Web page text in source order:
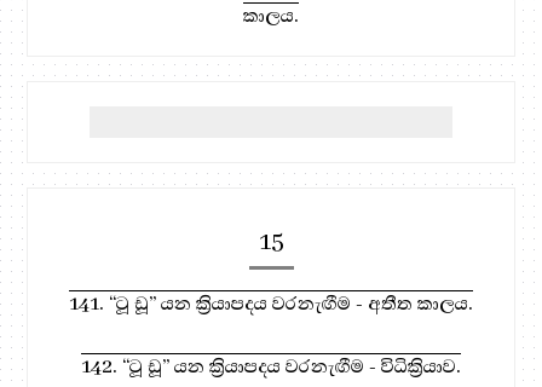
කාලය.
15
141. “ටූ ඩූ” යන ක්‍රියාපදය වරනැඟීම - අතීත කාලය.
142. “ටූ ඩූ” යන ක්‍රියාපදය වරනැඟීම - විධික්‍රියාව.